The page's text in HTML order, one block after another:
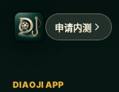
申请内测
DIAOJI APP